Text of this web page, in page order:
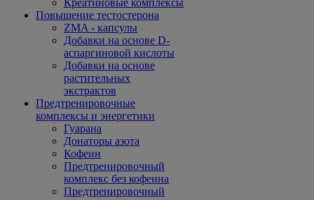
Креатиновые комплексы
Повышение тестостерона
ZMA - капсулы
Добавки на основе D-
аспаргиновой кислоты
Добавки на основе
растительных
экстрактов
Предтренировочные
комплексы и энергетики
Гуарана
Донаторы азота
Кофеин
Предтренировочный
комплекс без кофеина
Предтренировочный